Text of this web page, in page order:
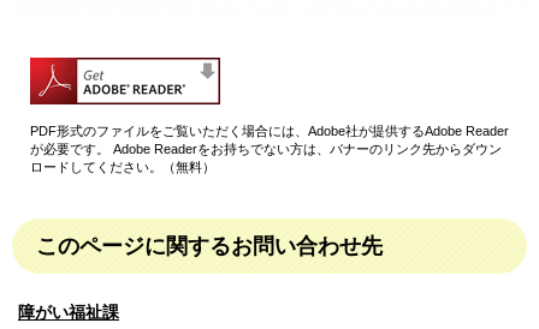
PDF形式のファイルをご覧いただく場合には、Adobe社が提供するAdobe Reader
が必要です。
Adobe Readerをお持ちでない方は、バナーのリンク先からダウン
ロードしてください。（無料）
このページに関するお問い合わせ先
障がい福祉課